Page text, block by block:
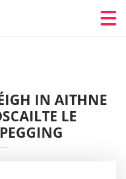
IN AITHNE
LE